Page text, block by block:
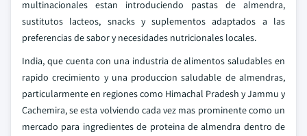
multinacionales estan introduciendo pastas de almendra,
sustitutos lacteos, snacks y suplementos adaptados a las
preferencias de sabor y necesidades nutricionales locales.
India, que cuenta con una industria de alimentos saludables en
rapido crecimiento y una produccion saludable de almendras,
particularmente en regiones como Himachal Pradesh y Jammu y
Cachemira, se esta volviendo cada vez mas prominente como un
mercado para ingredientes de proteina de almendra dentro de